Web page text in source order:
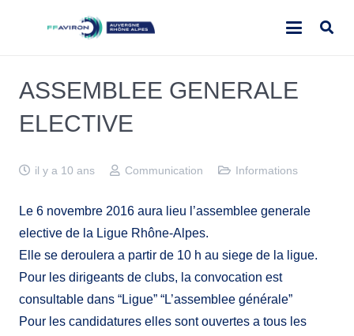
ASSEMBLEE GENERALE
ELECTIVE
il y a 10 ans Communication Informations
Le 6 novembre 2016 aura lieu l’assemblee generale
elective de la Ligue Rhône-Alpes.
Elle se deroulera a partir de 10 h au siege de la ligue.
Pour les dirigeants de clubs, la convocation est
consultable dans “Ligue” “L’assemblee générale”
Pour les candidatures elles sont ouvertes a tous les